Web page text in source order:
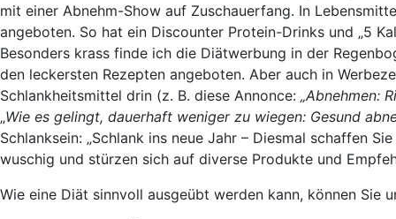
mit einer Abnehm-Show auf Zuschauerfang. In
angeboten. So hat ein Discounter Protein-Drinks und „5
Besonders krass finde ich die Diätwerbung in der
den leckersten Rezepten angeboten. Aber auch in
Schlankheitsmittel drin (z. B. diese Annonce: „Abnehmen:
„Wie es gelingt, dauerhaft weniger zu wiegen: Gesund
Schlanksein: „Schlank ins neue Jahr – Diesmal schaffen
wuschig und stürzen sich auf diverse Produkte und
Wie eine Diät sinnvoll ausgeübt werden kann, können Sie